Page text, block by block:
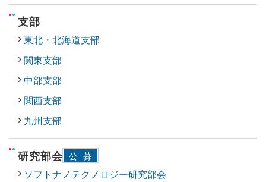
支部
東北・北海道支部
関東支部
中部支部
関西支部
九州支部
研究部会 公募
ソフトナノテクノロジー研究部会